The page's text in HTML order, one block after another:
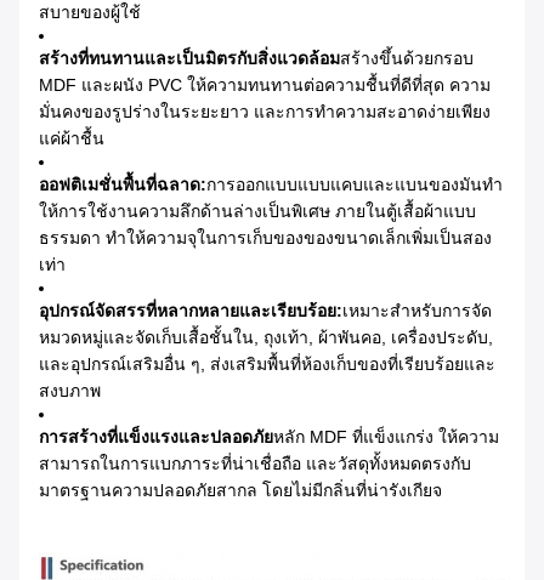
สบายของผู้ใช้
สร้างที่ทนทานและเป็นมิตรกับสิ่งแวดล้อมสร้างขึ้นด้วยกรอบ
MDF และผนัง PVC ให้ความทนทานต่อความชื้นที่ดีที่สุด ความ
มั่นคงของรูปร่างในระยะยาว และการทําความสะอาดง่ายเพียง
แค่ผ้าชื้น
ออฟติเมชั่นพื้นที่ฉลาด:การออกแบบแบบแคบและแบนของมันทํา
ให้การใช้งานความลึกด้านล่างเป็นพิเศษ ภายในตู้เสื้อผ้าแบบ
ธรรมดา ทําให้ความจุในการเก็บของของขนาดเล็กเพิ่มเป็นสอง
เท่า
อุปกรณ์จัดสรรที่หลากหลายและเรียบร้อย:เหมาะสําหรับการจัด
หมวดหมู่และจัดเก็บเสื้อชั้นใน, ถุงเท้า, ผ้าพันคอ, เครื่องประดับ,
และอุปกรณ์เสริมอื่น ๆ, ส่งเสริมพื้นที่ห้องเก็บของที่เรียบร้อยและ
สงบภาพ
การสร้างที่แข็งแรงและปลอดภัยหลัก MDF ที่แข็งแกร่ง ให้ความ
สามารถในการแบกภาระที่น่าเชื่อถือ และวัสดุทั้งหมดตรงกับ
มาตรฐานความปลอดภัยสากล โดยไม่มีกลิ่นที่น่ารังเกียจ